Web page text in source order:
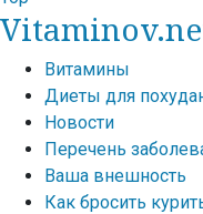
Витамины
Диеты для
Новости
Перечень
Ваша внешность
Как бросить